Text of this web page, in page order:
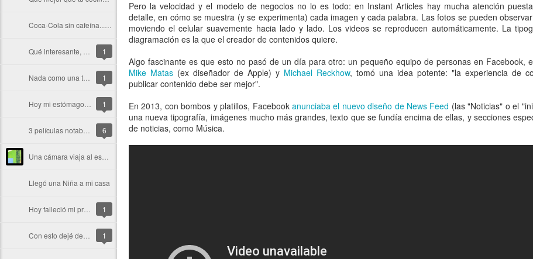
1
1
1
6
Llegó una Niña a mi casa
1
1
Pero la velocidad y el modelo de negocios no lo es todo: en Instant Articles hay mucha atención
detalle, en cómo se muestra (y se experimenta) cada imagen y cada palabra. Las fotos se pueden
moviendo el celular suavemente hacia lado y lado. Los videos se reproducen automáticamente. La
diagramación es la que el creador de contenidos quiere.
Algo fascinante es que esto no pasó de un día para otro: un pequeño equipo de personas en Facebook,
Mike Matas (ex diseñador de Apple) y Michael Reckhow, tomó una idea potente: "la experiencia de
publicar contenido debe ser mejor".
En 2013, con bombos y platillos, Facebook anunciaba el nuevo diseño de News Feed (las "Noticias" o el
una nueva tipografía, imágenes mucho más grandes, texto que se fundía encima de ellas, y secciones
de noticias, como Música.